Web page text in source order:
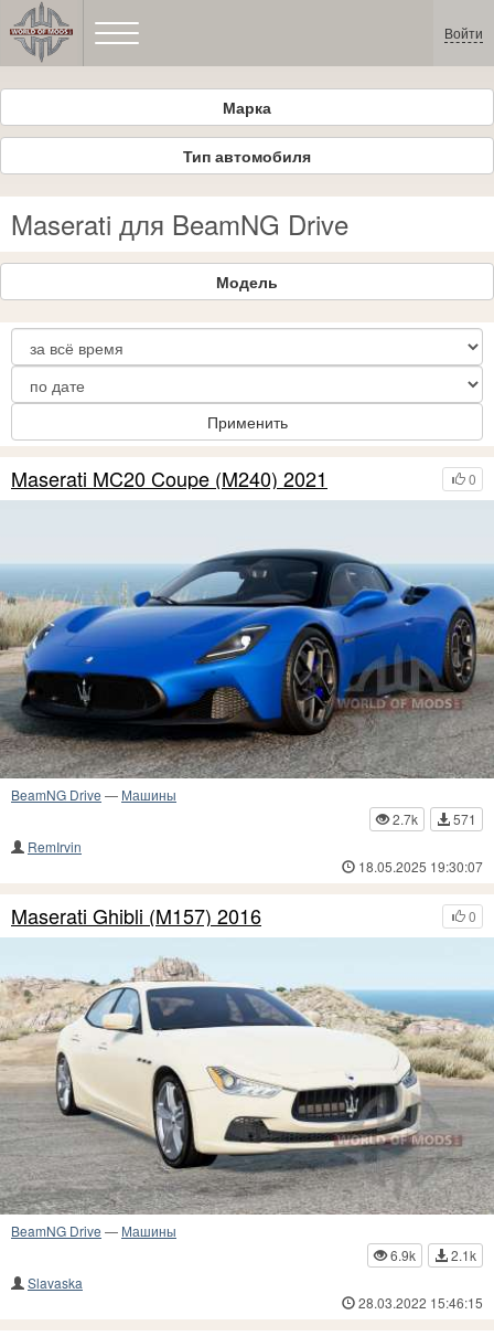
Войти
Марка
Тип автомобиля
Maserati для BeamNG Drive
Модель
Применить
0
Maserati MC20 Coupe (M240) 2021
BeamNG Drive — Машины
2.7k
571
RemIrvin
18.05.2025 19:30:07
0
Maserati Ghibli (M157) 2016
BeamNG Drive — Машины
6.9k
2.1k
Slavaska
28.03.2022 15:46:15